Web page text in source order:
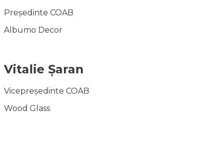
Președinte COAB
Albumo Decor
Vitalie Șaran
Vicepreședinte COAB
Wood Glass